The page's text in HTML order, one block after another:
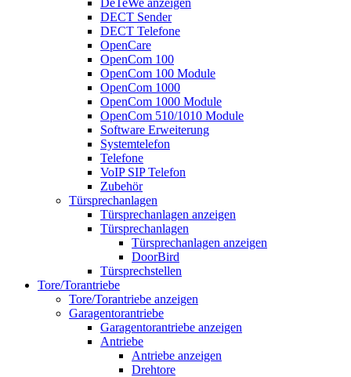
DECT Sender
DECT Telefone
OpenCare
OpenCom 100
OpenCom 100 Module
OpenCom 1000
OpenCom 1000 Module
OpenCom 510/1010 Module
Software Erweiterung
Systemtelefon
Telefone
VoIP SIP Telefon
Zubehör
Türsprechanlagen
Türsprechanlagen anzeigen
Türsprechanlagen
Türsprechanlagen anzeigen
DoorBird
Türsprechstellen
Tore/Torantriebe
Tore/Torantriebe anzeigen
Garagentorantriebe
Garagentorantriebe anzeigen
Antriebe
Antriebe anzeigen
Drehtore